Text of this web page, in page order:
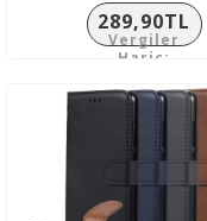
289,90TL
Vergiler
Hariç: